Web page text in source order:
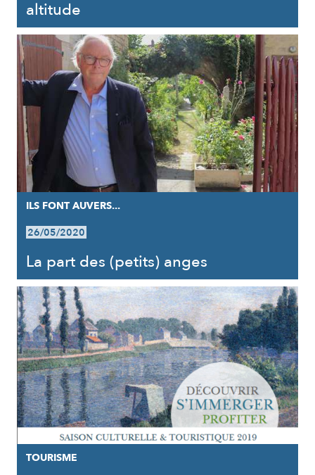
altitude
ILS FONT AUVERS...
26/05/2020
La part des (petits) anges
TOURISME